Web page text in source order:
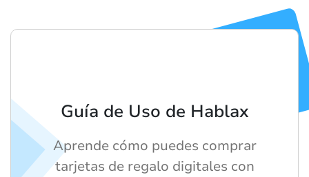
Guía de Uso de Hablax
Aprende cómo puedes comprar
tarjetas de regalo digitales con